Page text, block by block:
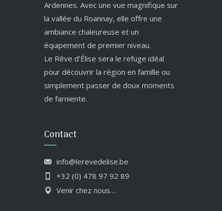
Ardennes. Avec une vue magnifique sur
la vallée du Roannay, elle offre une
ambiance chaleureuse et un
équipement de premier niveau.
Le Rêve d’Élise sera le refuge idéal
pour découvrir la région en famille ou
simplement passer de doux moments
de farniente.
Contact
info@lerevedelise.be
+32 (0) 478 97 92 89
Venir chez nous…